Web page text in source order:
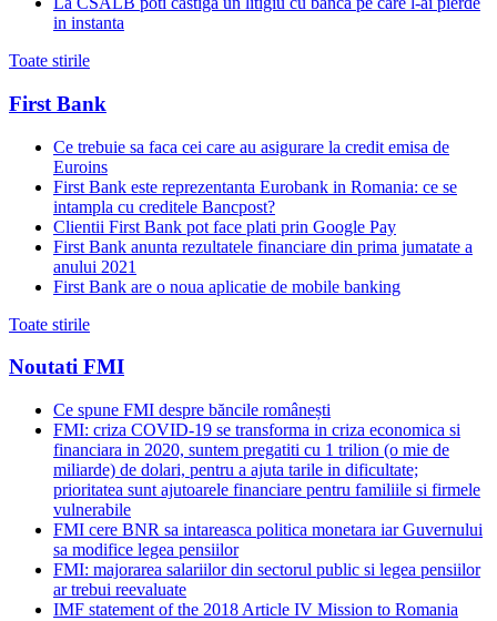
in instanta
Toate stirile
First Bank
Ce trebuie sa faca cei care au asigurare la credit emisa de
Euroins
First Bank este reprezentanta Eurobank in Romania: ce se
intampla cu creditele Bancpost?
Clientii First Bank pot face plati prin Google Pay
First Bank anunta rezultatele financiare din prima jumatate a
anului 2021
First Bank are o noua aplicatie de mobile banking
Toate stirile
Noutati FMI
Ce spune FMI despre băncile românești
FMI: criza COVID-19 se transforma in criza economica si
financiara in 2020, suntem pregatiti cu 1 trilion (o mie de
miliarde) de dolari, pentru a ajuta tarile in dificultate;
prioritatea sunt ajutoarele financiare pentru familiile si firmele
vulnerabile
FMI cere BNR sa intareasca politica monetara iar Guvernului
sa modifice legea pensiilor
FMI: majorarea salariilor din sectorul public si legea pensiilor
ar trebui reevaluate
IMF statement of the 2018 Article IV Mission to Romania